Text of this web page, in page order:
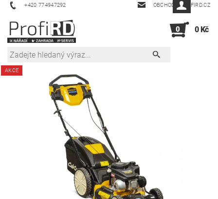
+420 774947292 OBCHOD@PROFIRD.CZ
0 0 Kč
AKCE